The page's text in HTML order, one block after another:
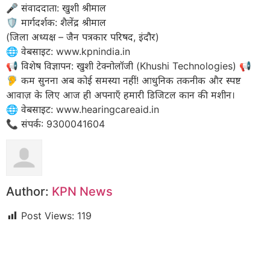
​🎤 संवाददाता: खुशी श्रीमाल
🛡️ मार्गदर्शक: शैलेंद्र श्रीमाल
(जिला अध्यक्ष – जैन पत्रकार परिषद, इंदौर)
​🌐 वेबसाइट: www.kpnindia.in
​📢 विशेष विज्ञापन: खुशी टेक्नोलॉजी (Khushi Technologies) 📢
🦻 कम सुनना अब कोई समस्या नहीं! आधुनिक तकनीक और स्पष्ट
आवाज़ के लिए आज ही अपनाएँ हमारी डिजिटल कान की मशीन।
​🌐 वेबसाइट: www.hearingcareaid.in
📞 संपर्क: 9300041604
Author: KPN News
Post Views: 119